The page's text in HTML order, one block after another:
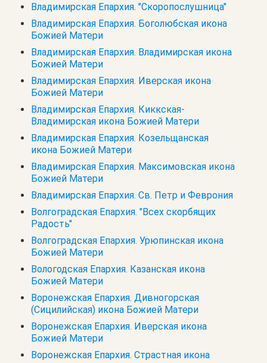
Владимирская Епархия. "Скоропослушница"
Владимирская Епархия. Боголюбская икона
Божией Матери
Владимирская Епархия. Владимирская икона
Божией Матери
Владимирская Епархия. Иверская икона
Божией Матери
Владимирская Епархия. Киккская-
Владимирская икона Божией Матери
Владимирская Епархия. Козельщанская
икона Божией Матери
Владимирская Епархия. Максимовская икона
Божией Матери
Владимирская Епархия. Св. Петр и Феврония
Волгоградская Епархия. "Всех скорбящих
Радость"
Волгоградская Епархия. Урюпинская икона
Божией Матери
Вологодская Епархия. Казанская икона
Божией Матери
Воронежская Епархия. Дивногорская
(Сицилийская) икона Божией Матери
Воронежская Епархия. Иверская икона
Божией Матери
Воронежская Епархия. Страстная икона